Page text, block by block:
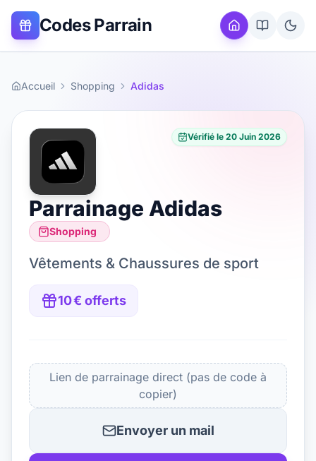
Codes Parrain
Accueil Shopping Adidas
Vérifié le 20 Juin 2026
Parrainage Adidas
Shopping
Vêtements & Chaussures de sport
10 € offerts
Lien de parrainage direct (pas de code à
copier)
Envoyer un mail